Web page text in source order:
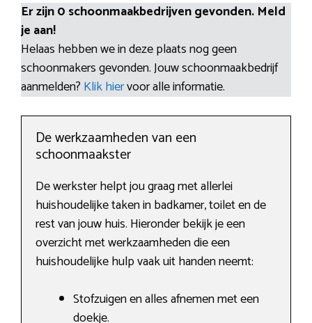
Er zijn 0 schoonmaakbedrijven gevonden. Meld
je aan!
Helaas hebben we in deze plaats nog geen
schoonmakers gevonden. Jouw schoonmaakbedrijf
aanmelden? Klik hiervoor alle informatie.
De werkzaamheden van een
schoonmaakster
De werkster helpt jou graag met allerlei
huishoudelijke taken in badkamer, toilet en de
rest van jouw huis. Hieronder bekijk je een
overzicht met werkzaamheden die een
huishoudelijke hulp vaak uit handen neemt:
Stofzuigen en alles afnemen met een
doekje.